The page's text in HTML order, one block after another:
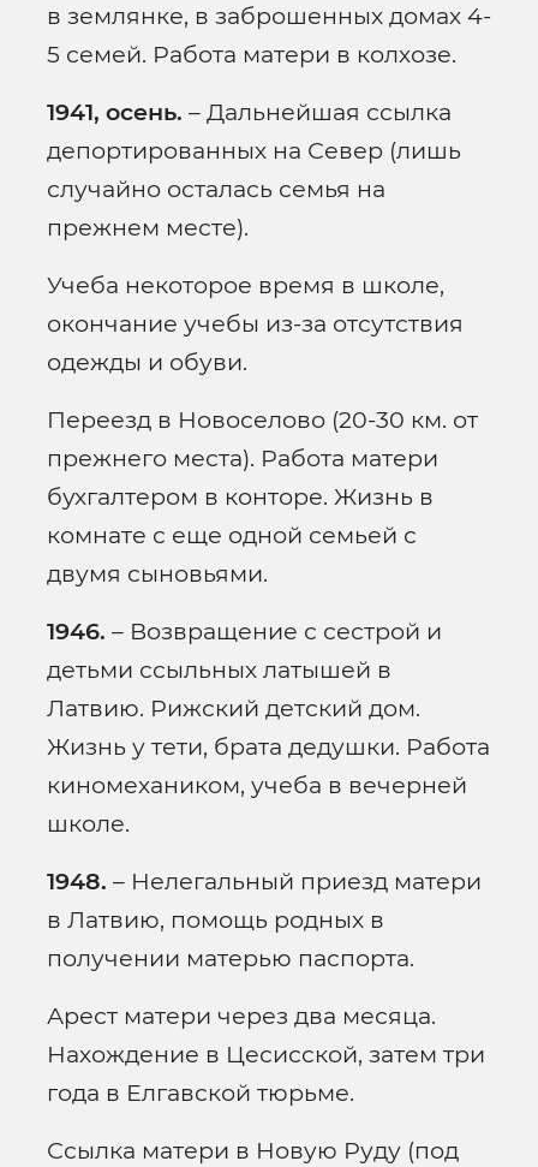
в землянке, в заброшенных домах 4-
5 семей. Работа матери в колхозе.
1941, осень. – Дальнейшая ссылка
депортированных на Север (лишь
случайно осталась семья на
прежнем месте).
Учеба некоторое время в школе,
окончание учебы из-за отсутствия
одежды и обуви.
Переезд в Новоселово (20-30 км. от
прежнего места). Работа матери
бухгалтером в конторе. Жизнь в
комнате с еще одной семьей с
двумя сыновьями.
1946. – Возвращение с сестрой и
детьми ссыльных латышей в
Латвию. Рижский детский дом.
Жизнь у тети, брата дедушки. Работа
киномехаником, учеба в вечерней
школе.
1948. – Нелегальный приезд матери
в Латвию, помощь родных в
получении матерью паспорта.
Арест матери через два месяца.
Нахождение в Цесисской, затем три
года в Елгавской тюрьме.
Ссылка матери в Новую Руду (под